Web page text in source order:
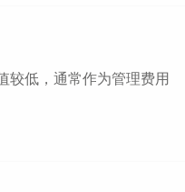
较低，通常作为管理费用